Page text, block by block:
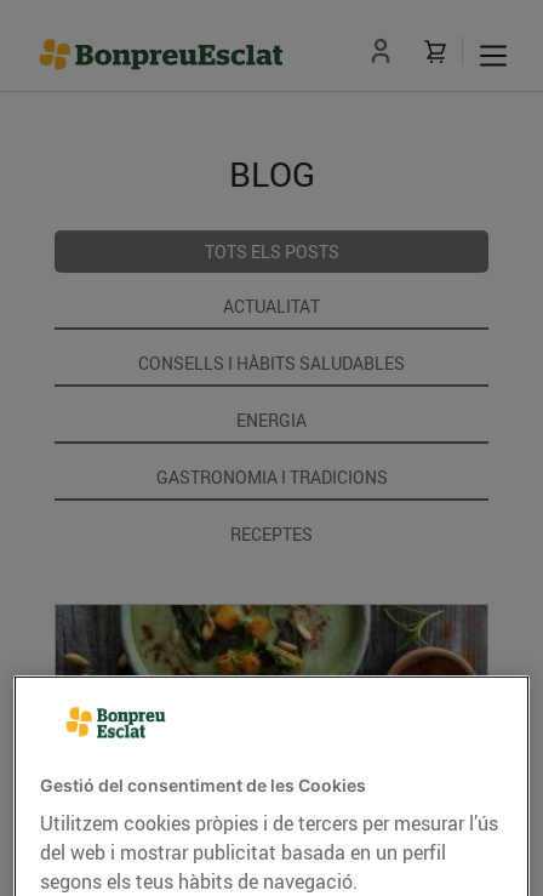
BLOG
TOTS ELS POSTS
ACTUALITAT
CONSELLS I HÀBITS SALUDABLES
ENERGIA
GASTRONOMIA I TRADICIONS
RECEPTES
Crema amb bledes i carbassa confitada
amb pinyons i pebre fumat
Gestió del consentiment de les Cookies
Utilitzem cookies pròpies i de tercers per mesurar l’ús
del web i mostrar publicitat basada en un perfil
segons els teus hàbits de navegació.